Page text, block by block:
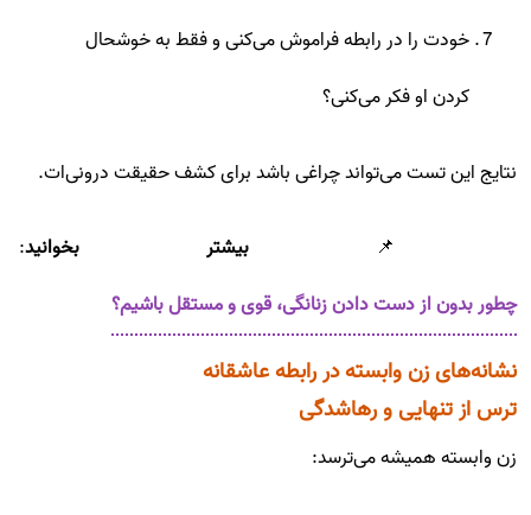
خودت را در رابطه فراموش می‌کنی و فقط به خوشحال
کردن او فکر می‌کنی؟
نتایج این تست می‌تواند چراغی باشد برای کشف حقیقت درونی‌ات.
📌 بیشتر بخوانید:
چطور بدون از دست دادن زنانگی، قوی و مستقل باشیم؟
نشانه‌های زن وابسته در رابطه عاشقانه
ترس از تنهایی و رهاشدگی
زن وابسته همیشه می‌ترسد: